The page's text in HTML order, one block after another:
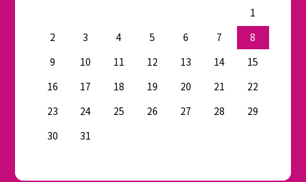
1
2
3 4 5 6 7
8
9
10 11 12 13 14
15
16
17 18 19 20 21
22
23
24 25 26 27 28
29
30
31